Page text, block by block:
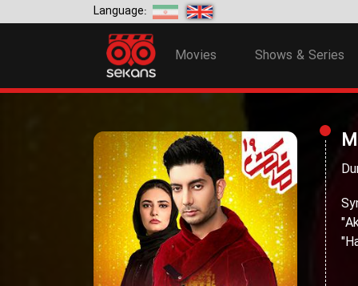
Language:
Movies Shows & Series